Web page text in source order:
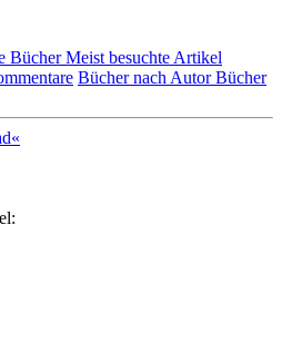
BücherMeist besuchte Artikel
Bücher nach AutorBücher